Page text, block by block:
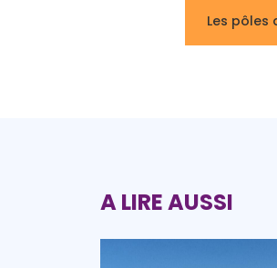
Les pôles
A LIRE AUSSI